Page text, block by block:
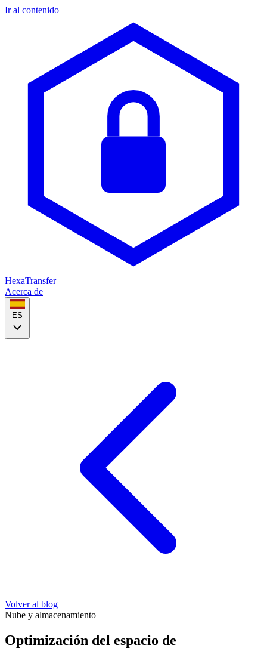
Ir al contenido
HexaTransfer
Acerca de
ES
Volver al blog
Nube y almacenamiento
Optimización del espacio de